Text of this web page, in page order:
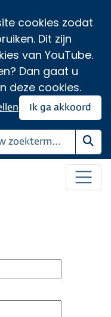
cookies zodat
Dit zijn
van YouTube.
Dan gaat u
deze cookies.
Ik ga akkoord